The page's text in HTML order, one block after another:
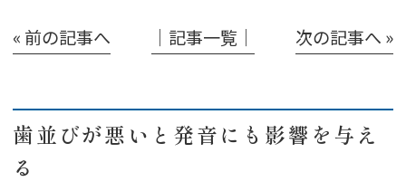
« 前の記事へ │記事一覧│ 次の記事へ »
歯並びが悪いと発音にも影響を与え
る